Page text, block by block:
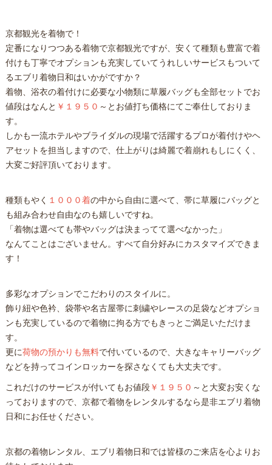
京都観光を着物で！
定番になりつつある着物で京都観光ですが、安くて種類も豊富で着
付けも丁寧でオプションも充実していてうれしいサービスもついて
るエブリ着物日和はいかがですか？
着物、浴衣の着付けに必要な小物類に草履バッグも全部セットでお
値段はなんと ￥１９５０ ～とお値打ち価格にてご奉仕しておりま
す。
しかも一流ホテルやブライダルの現場で活躍するプロが着付けやヘ
アセットを担当しますので、仕上がりは綺麗で着崩れもしにくく、
大変ご好評頂いております。
種類もやく １０００着の中から自由に選べて、帯に草履にバッグと
も組み合わせ自由なのも嬉しいですね。
「着物は選べても帯やバッグは決まってて選べなかった」
なんてことはございません。すべて自分好みにカスタマイズできま
す！
多彩なオプションでこだわりのスタイルに。
飾り紐や色衿、袋帯や名古屋帯に刺繍やレースの足袋などオプショ
ンも充実しているので着物に拘る方でもきっとご満足いただけま
す。
更に荷物の預かりも無料で付いているので、大きなキャリーバッグ
などを持ってコインロッカーを探さなくても大丈夫です。
これだけのサービスが付いてもお値段￥１９５０ ～と大変お安くな
っておりますので、京都で着物をレンタルするなら是非エブリ着物
日和にお任せください。
京都の着物レンタル、エブリ着物日和では皆様のご来店を心よりお